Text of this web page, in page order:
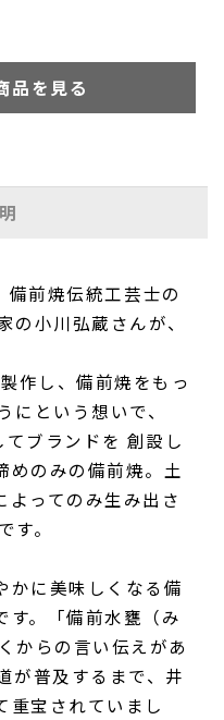
品を見る
前焼伝統工芸士の
の小川弘蔵さんが、
作し、備前焼をもっ
にという想いで、
ブランドを 創設し
めのみの備前焼。土
よってのみ生み出さ
。
かに美味しくなる備
す。「備前水甕（み
からの言い伝えがあ
が普及するまで、井
重宝されていまし